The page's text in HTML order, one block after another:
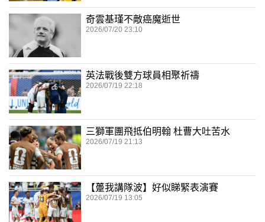
奇雲基瑾不敵癌魔逝世
2026/07/20 23:10
英法戰後雙方球員相聚祈禱
2026/07/19 22:18
三獅軍團飛抵伯明翰 杜曹大吐苦水
2026/07/19 21:13
【躉我講隊波】好似睇緊表演賽
2026/07/19 13:05